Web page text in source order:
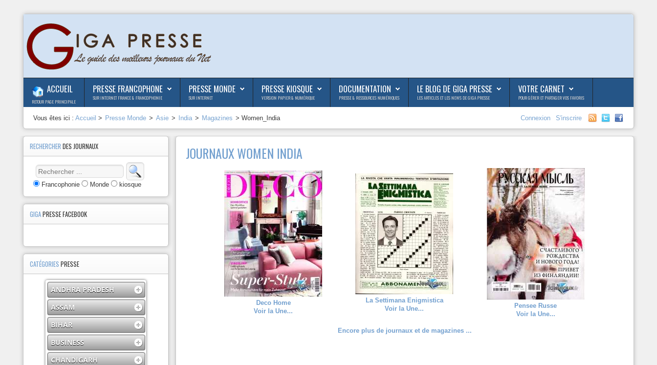
ACCUEIL
RETOUR PAGE PRINCIPALE
PRESSE FRANCOPHONE
SUR INTERNET FRANCE & FRANCOPHONIE
PRESSE MONDE
SUR INTERNET
PRESSE KIOSQUE
VERSION PAPIER & NUMÉRIQUE
DOCUMENTATION
PRESSE & RESSOURCES NUMÉRIQUES
LE BLOG DE GIGA PRESSE
LES ARTICLES ET LES NEWS DE GIGA PRESSE
VOTRE CARNET
POUR GÉRER ET PARTAGER VOS FAVORIS
Vous êtes ici :Accueil > Presse Monde > Asie > India > Magazines > Women_India Connexion S'inscrire
JOURNAUX WOMEN INDIA
Deco Home
Voir la Une...
La Settimana Enigmistica
Voir la Une...
Pensee Russe
Voir la Une...
Encore plus de journaux et de magazines ...
RECHERCHERDES JOURNAUX
Francophonie Monde kiosque
GIGAPRESSE FACEBOOK
CATÉGORIESPRESSE
ANDHRA PRADESH
ASSAM
BIHAR
BUSINESS
CHANDIGARH